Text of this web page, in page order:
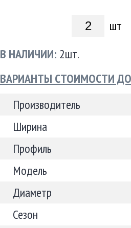
шт
В НАЛИЧИИ: 2шт.
ВАРИАНТЫ СТОИМОСТИ
Производитель
Ширина
Профиль
Модель
Диаметр
Сезон